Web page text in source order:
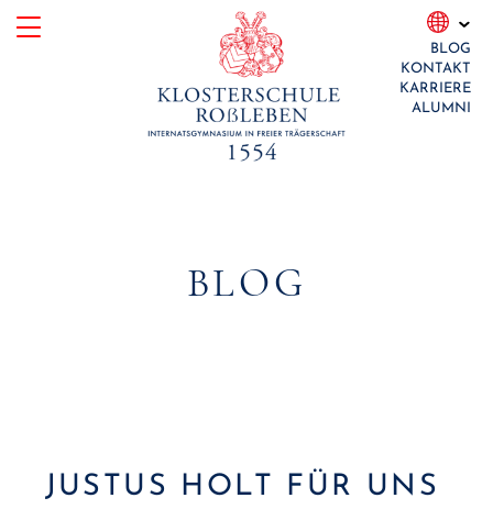
Skip
BLOG
KONTAKT
KARRIERE
ALUMNI
BLOG
JUSTUS HOLT FÜR UNS